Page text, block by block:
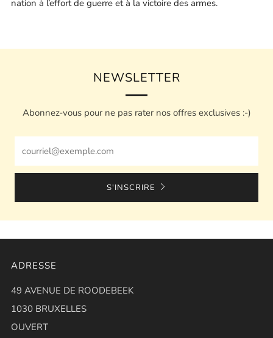
nation à l’effort de guerre et à la victoire des armes.
NEWSLETTER
Abonnez-vous pour ne pas rater nos offres exclusives :-)
S'INSCRIRE
ADRESSE
49 AVENUE DE ROODEBEEK
1030 BRUXELLES
OUVERT